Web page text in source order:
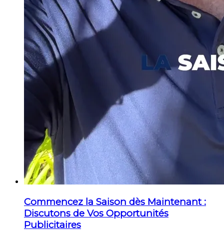
Commencez la Saison dès Maintenant :
Discutons de Vos Opportunités
Publicitaires